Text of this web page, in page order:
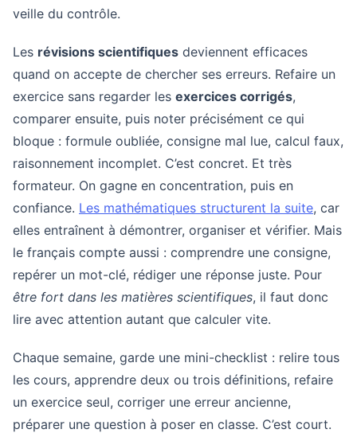
veille du contrôle.
Les révisions scientifiques deviennent efficaces
quand on accepte de chercher ses erreurs. Refaire un
exercice sans regarder les exercices corrigés,
comparer ensuite, puis noter précisément ce qui
bloque : formule oubliée, consigne mal lue, calcul faux,
raisonnement incomplet. C’est concret. Et très
formateur. On gagne en concentration, puis en
confiance. Les mathématiques structurent la suite, car
elles entraînent à démontrer, organiser et vérifier. Mais
le français compte aussi : comprendre une consigne,
repérer un mot-clé, rédiger une réponse juste. Pour
être fort dans les matières scientifiques, il faut donc
lire avec attention autant que calculer vite.
Chaque semaine, garde une mini-checklist : relire tous
les cours, apprendre deux ou trois définitions, refaire
un exercice seul, corriger une erreur ancienne,
préparer une question à poser en classe. C’est court.